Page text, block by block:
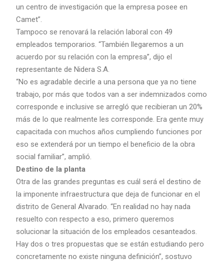
un centro de investigación que la empresa posee en
Camet”.
Tampoco se renovará la relación laboral con 49
empleados temporarios. “También llegaremos a un
acuerdo por su relación con la empresa”, dijo el
representante de Nidera S.A.
“No es agradable decirle a una persona que ya no tiene
trabajo, por más que todos van a ser indemnizados como
corresponde e inclusive se arregló que recibieran un 20%
más de lo que realmente les corresponde. Era gente muy
capacitada con muchos años cumpliendo funciones por
eso se extenderá por un tiempo el beneficio de la obra
social familiar”, amplió.
Destino de la planta
Otra de las grandes preguntas es cuál será el destino de
la imponente infraestructura que deja de funcionar en el
distrito de General Alvarado. “En realidad no hay nada
resuelto con respecto a eso, primero queremos
solucionar la situación de los empleados cesanteados.
Hay dos o tres propuestas que se están estudiando pero
concretamente no existe ninguna definición”, sostuvo